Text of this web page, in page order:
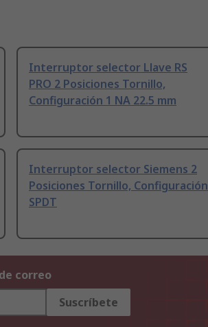
Interruptor selector Llave RS
PRO 2 Posiciones Tornillo,
Configuración 1 NA 22.5 mm
Interruptor selector Siemens 2
Posiciones Tornillo, Configuración
SPDT
correo
Suscríbete